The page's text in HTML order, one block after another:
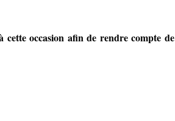
occasion afin de rendre compte de